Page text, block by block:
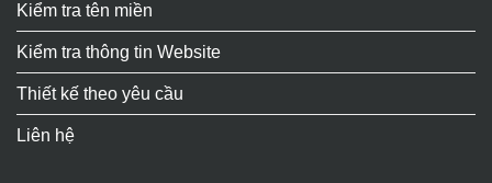
Kiểm tra tên miền
Kiểm tra thông tin Website
Thiết kế theo yêu cầu
Liên hệ